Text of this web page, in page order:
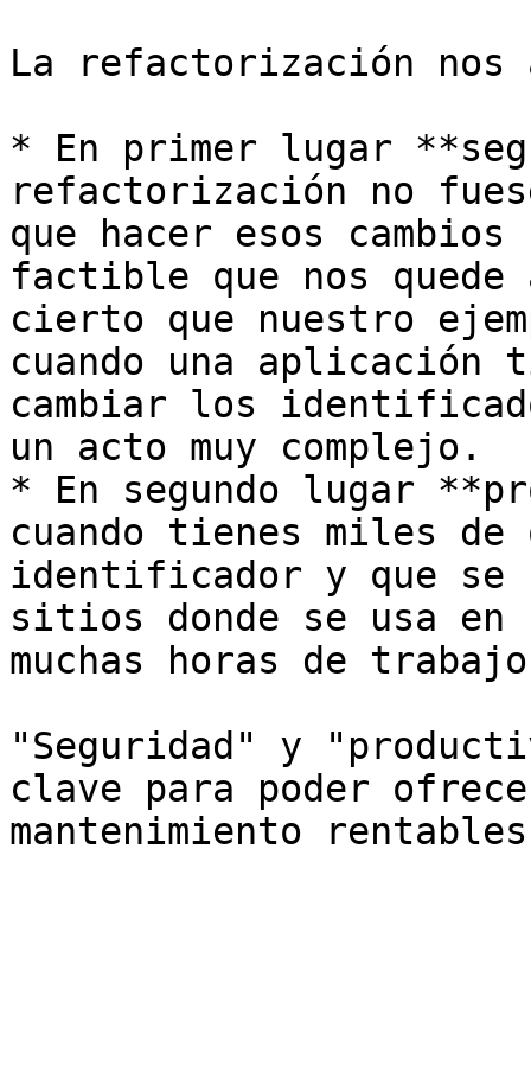
La refactorización nos
* En primer lugar
refactorización no
que hacer esos cambios
factible que nos
cierto que nuestro
cuando una aplicación
cambiar los
un acto muy complejo.
* En segundo lugar
cuando tienes miles
identificador y que se
sitios donde se usa en
muchas horas de
"Seguridad" y
clave para poder